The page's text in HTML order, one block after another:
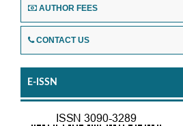
AUTHOR FEES
CONTACT US
E-ISSN